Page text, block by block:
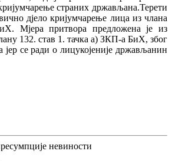
страних држављана.Терети
дјело кријумчарење лица из члана
Мјера притвора предложена је из
132. став 1. тачка а) ЗКП-а БиХ, због
јер се ради о лицукојеније држављанин
невиности